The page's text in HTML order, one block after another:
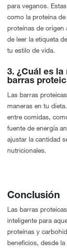
para veganos.
como la proteína
proteínas de origen
de leer la etiqueta
tu estilo de vida.
3. ¿Cuál es
barras
Las barras
maneras en tu
entre comidas,
fuente de energía
ajustar la cantidad
nutricionales.
Conclusión
Las barras
inteligente para
proteínas y
beneficios, desde